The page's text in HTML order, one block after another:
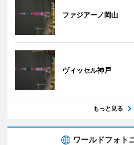
ファジアーノ岡山
ヴィッセル神戸
もっと見る
ワールドフォト